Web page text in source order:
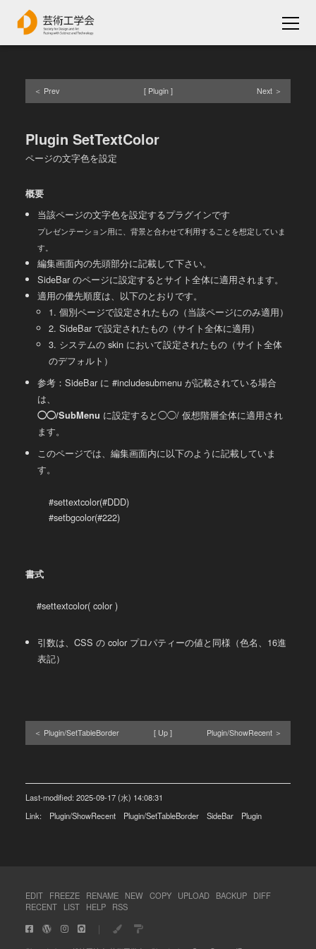
Prev Plugin Next
Plugin SetTextColor
ページの文字色を設定
概要
当該ページの文字色を設定するプラグインです
プレゼンテーション用に、背景と合わせて利用することを想定していま
す。
編集画面内の先頭部分に記載して下さい。
SideBar のページに設定するとサイト全体に適用されます。
適用の優先順度は、以下のとおりです。
1. 個別ページで設定されたもの（当該ページにのみ適用）
2. SideBar で設定されたもの（サイト全体に適用）
3. システムの skin において設定されたもの（サイト全体
のデフォルト）
参考：SideBar に #includesubmenu が記載されている場合
は、
◯◯/SubMenu に設定すると◯◯/ 仮想階層全体に適用され
ます。
このページでは、編集画面内に以下のように記載していま
す。
#settextcolor(#DDD)
#setbgcolor(#222)
書式
#settextcolor( color )
引数は、CSS の color プロパティーの値と同様（色名、16進
表記）
Plugin/SetTableBorder Up Plugin/ShowRecent
Last-modified: 2025-09-17 (水) 14:08:31
Link:
Plugin/ShowRecent Plugin/SetTableBorder SideBar Plugin
EDIT FREEZE RENAME NEW COPY UPLOAD BACKUP
DIFF
RECENT
LIST HELP RSS
｜